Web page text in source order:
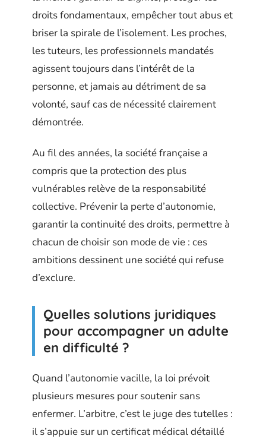
droits fondamentaux, empêcher tout abus et
briser la spirale de l’isolement. Les proches,
les tuteurs, les professionnels mandatés
agissent toujours dans l’intérêt de la
personne, et jamais au détriment de sa
volonté, sauf cas de nécessité clairement
démontrée.
Au fil des années, la société française a
compris que la protection des plus
vulnérables relève de la responsabilité
collective. Prévenir la perte d’autonomie,
garantir la continuité des droits, permettre à
chacun de choisir son mode de vie : ces
ambitions dessinent une société qui refuse
d’exclure.
Quelles solutions juridiques
pour accompagner un adulte
en difficulté ?
Quand l’autonomie vacille, la loi prévoit
plusieurs mesures pour soutenir sans
enfermer. L’arbitre, c’est le juge des tutelles :
il s’appuie sur un certificat médical détaillé